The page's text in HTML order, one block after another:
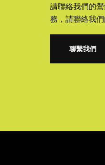
請聯絡我們的
務，請聯絡我
聯繫我們